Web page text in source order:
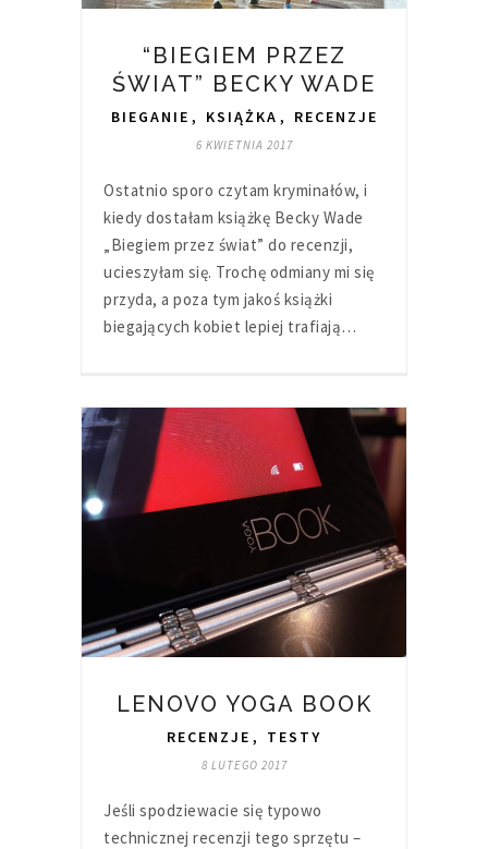
“BIEGIEM PRZEZ
ŚWIAT” BECKY WADE
BIEGANIE , KSIĄŻKA , RECENZJE
6 KWIETNIA 2017
Ostatnio sporo czytam kryminałów, i
kiedy dostałam książkę Becky Wade
„Biegiem przez świat” do recenzji,
ucieszyłam się. Trochę odmiany mi się
przyda, a poza tym jakoś książki
biegających kobiet lepiej trafiają…
LENOVO YOGA BOOK
RECENZJE , TESTY
8 LUTEGO 2017
Jeśli spodziewacie się typowo
technicznej recenzji tego sprzętu –